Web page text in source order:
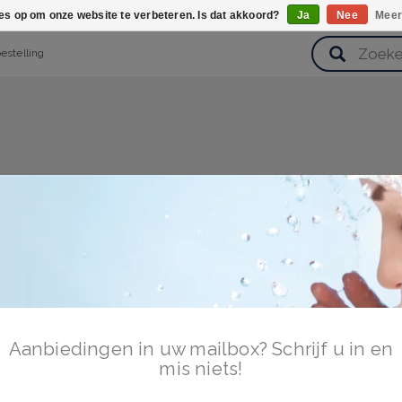
Lichaamsverzorging
Aanbiedingen in uw mailbox? Schrijf u in en
mis niets!
op om onze website te verbeteren. Is dat akkoord? Ja Nee